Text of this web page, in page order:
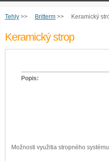
Tehly >> Britterm >> Keramický
Keramický strop
Popis:
Možnosti využitia stropného